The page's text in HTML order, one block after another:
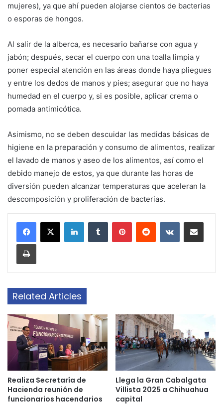
mujeres), ya que ahí pueden alojarse cientos de bacterias
o esporas de hongos.
Al salir de la alberca, es necesario bañarse con agua y
jabón; después, secar el cuerpo con una toalla limpia y
poner especial atención en las áreas donde haya pliegues
y entre los dedos de manos y pies; asegurar que no haya
humedad en el cuerpo y, si es posible, aplicar crema o
pomada antimicótica.
Asimismo, no se deben descuidar las medidas básicas de
higiene en la preparación y consumo de alimentos, realizar
el lavado de manos y aseo de los alimentos, así como el
debido manejo de estos, ya que durante las horas de
diversión pueden alcanzar temperaturas que aceleran la
descomposición y proliferación de bacterias.
LinkedInTumblr PinterestReddit VKontakteShare via Email
Print
Related Articles
Realiza Secretaría de
Hacienda reunión de
funcionarios hacendarios
Llega la Gran Cabalgata
Villista 2025 a Chihuahua
capital